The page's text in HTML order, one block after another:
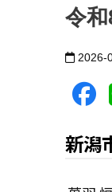
令
2026-
新潟